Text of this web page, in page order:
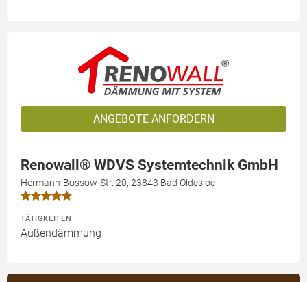
ANGEBOTE ANFORDERN
Renowall® WDVS Systemtechnik GmbH
Hermann-Bössow-Str. 20, 23843 Bad Oldesloe
TÄTIGKEITEN
Außendämmung